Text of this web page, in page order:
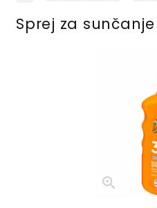
Sprej za sunčanje